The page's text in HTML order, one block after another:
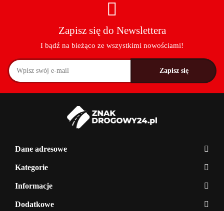
Zapisz się do Newslettera
I bądź na bieżąco ze wszystkimi nowościami!
Dane adresowe
Kategorie
Informacje
Dodatkowe